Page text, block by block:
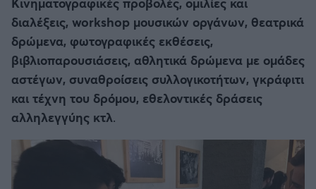
διαλέξεις, workshop μουσικών οργάνων, θεατρικά
δρώμενα, φωτογραφικές εκθέσεις,
βιβλιοπαρουσιάσεις, αθλητικά δρώμενα με ομάδες
αστέγων, συναθροίσεις συλλογικοτήτων, γκράφιτι
και τέχνη του δρόμου, εθελοντικές δράσεις
αλληλεγγύης κτλ.